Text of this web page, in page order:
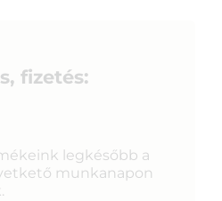
fizetés:
legkésőbb a
munkanapon